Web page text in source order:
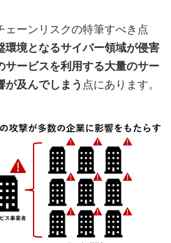
ェーンリスクの特筆すべき点
環境となるサイバー領域が侵害
サービスを利用する大量のサー
が及んでしまう 点にあります。